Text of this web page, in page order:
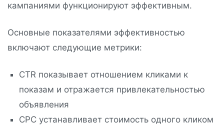
кампаниями функционируют эффективным.
Основные показателями эффективностью
включают следующие метрики:
CTR показывает отношением кликами к
показам и отражается привлекательностью
объявления
CPC устанавливает стоимость одного кликом